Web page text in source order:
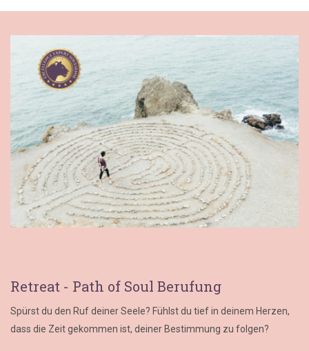
Retreat - Path of Soul Berufung
Spürst du den Ruf deiner Seele? Fühlst du tief in deinem Herzen,
dass die Zeit gekommen ist, deiner Bestimmung zu folgen?